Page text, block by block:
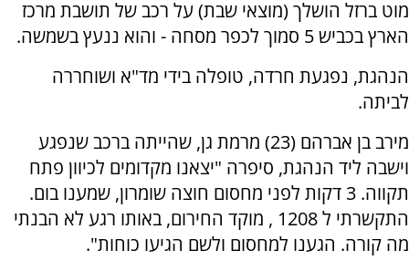
מוט ברזל הושלך (מוצאי שבת) על רכב של תושבת מרכז
הארץ בכביש 5 סמוך לכפר מסחה - והוא ננעץ בשמשה.
הנהגת, נפגעת חרדה, טופלה בידי מד"א ושוחררה
לביתה.
מירב בן אברהם (23) מרמת גן, שהייתה ברכב שנפגע
וישבה ליד הנהגת, סיפרה "יצאנו מקדומים לכיוון פתח
תקווה. 3 דקות לפני מחסום חוצה שומרון, שמענו בום.
התקשרתי ל 1208 , מוקד החירום, באותו רגע לא הבנתי
מה קורה. הגענו למחסום ולשם הגיעו כוחות".